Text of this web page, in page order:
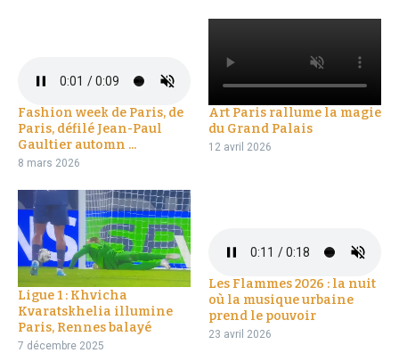
Fashion week de Paris, de
Paris, défilé Jean-Paul
Gaultier automn ...
8 mars 2026
Art Paris rallume la magie
du Grand Palais
12 avril 2026
Ligue 1 : Khvicha
Kvaratskhelia illumine
Paris, Rennes balayé
7 décembre 2025
Les Flammes 2026 : la nuit
où la musique urbaine
prend le pouvoir
23 avril 2026